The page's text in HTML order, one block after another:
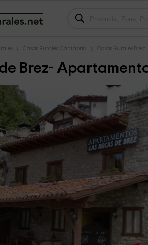
Casas Rurales Cantabria Casas Rurales Brez
Brez- Apartamento